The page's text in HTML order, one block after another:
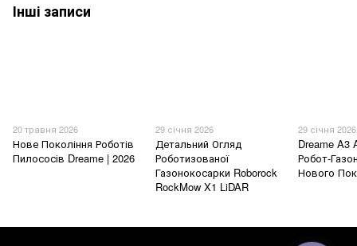
Інші записи
20 травня 2026
Нове Покоління Роботів
Пилососів Dreame | 2026
29 січня 2026
Детальний Огляд
Роботизованої
Газонокосарки Roborock
RockMow X1 LiDAR
29 січня 2026
Dreame A3
Робот-
Нового